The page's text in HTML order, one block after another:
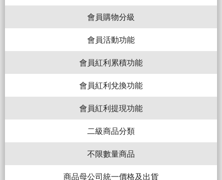
會員購物分級
會員活動功能
會員紅利累積功能
會員紅利兌換功能
會員紅利提現功能
二級商品分類
不限數量商品
商品母公司統一價格及出貨